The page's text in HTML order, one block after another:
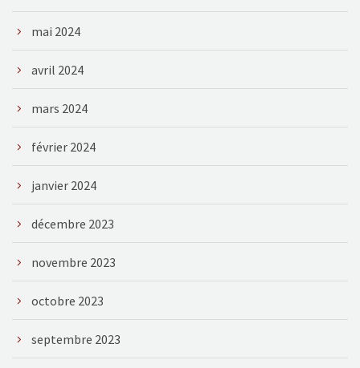
mai 2024
avril 2024
mars 2024
février 2024
janvier 2024
décembre 2023
novembre 2023
octobre 2023
septembre 2023